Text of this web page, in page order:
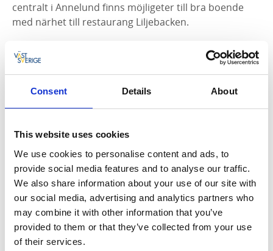
Consent Details About
This website uses cookies
We use cookies to personalise content and ads, to
provide social media features and to analyse our traffic.
We also share information about your use of our site with
our social media, advertising and analytics partners who
may combine it with other information that you’ve
provided to them or that they’ve collected from your use
of their services.
centralt i Annelund finns möjligeter till bra boende
med närhet till restaurang Liljebacken.
Villa Liljebacken har 7 rum, med dusch och toalett på
rummen.
Gemensamt kök, vardagsrum, gillestuga, biljardrum.
Fri tillgång till wifi.
Här har du närhet till kulturella resemål och
här på företagsbesök.
Husdjur är inte tillåtna på villa Liljebacken.
Är ni ett stort sällskap med behov av fler sovplatser så
kan man kontakta
Mosslanda Pub & Konferens som ha fler stugor i